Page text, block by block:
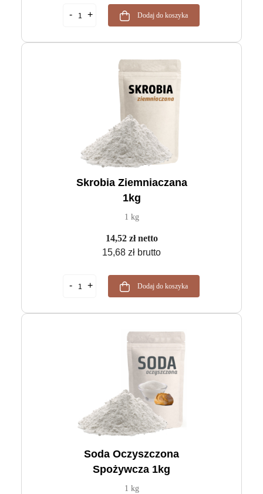
Dodaj do koszyka
Skrobia Ziemniaczana
1kg
1 kg
14,52 zł netto
15,68 zł brutto
Dodaj do koszyka
Soda Oczyszczona
Spożywcza 1kg
1 kg